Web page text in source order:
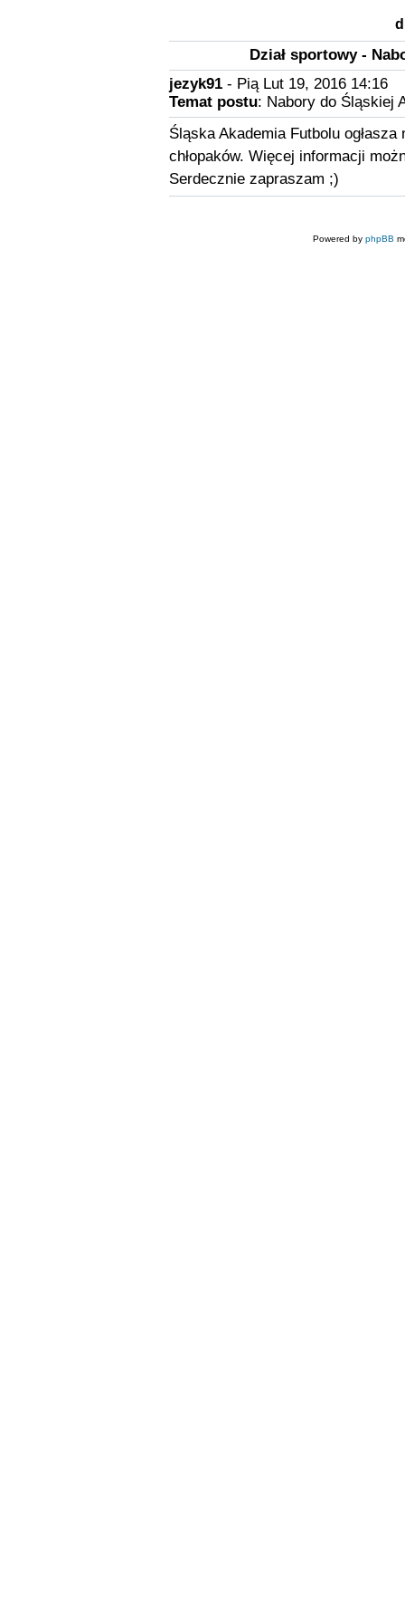
Dział sportowy -
jezyk91- Pią Lut 19, 2016 14:16
Temat postu: Nabory do Śląskiej
Śląska Akademia Futbolu
chłopaków. Więcej informacji
Serdecznie zapraszam ;)
Powered by phpBB